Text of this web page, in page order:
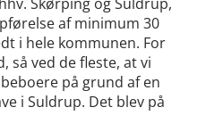
af minimum 30
i hele kommunen. For
så ved de fleste, at vi
på grund af en
i Suldrup. Det blev på